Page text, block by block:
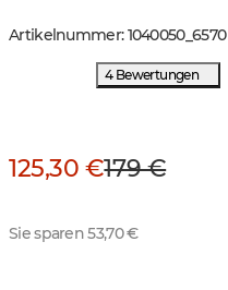
Artikelnummer:1040050_ 6570
4 Bewertungen
125,30 €179 €
Sie sparen 53,70 €